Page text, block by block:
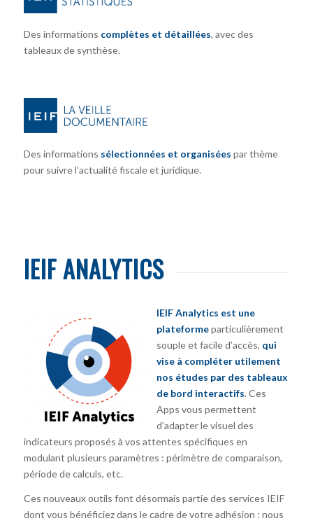
Des informations complètes et détaillées, avec des
tableaux de synthèse.
Des informations sélectionnées et organisées par thème
pour suivre l’actualité fiscale et juridique.
IEIF ANALYTICS
IEIF Analytics est une
plateformeparticulièrement
souple et facile d’accès, qui
vise à compléter utilement
nos études par des tableaux
de bord interactifs. Ces
Apps vous permettent
d’adapter le visuel des
indicateurs proposés à vos attentes spécifiques en
modulant plusieurs paramètres : périmètre de comparaison,
période de calculs, etc.
Ces nouveaux outils font désormais partie des services IEIF
dont vous bénéficiez dans le cadre de votre adhésion : nous